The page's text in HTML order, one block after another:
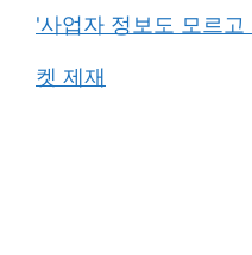
'사업자 정보도 모르
켓 제재